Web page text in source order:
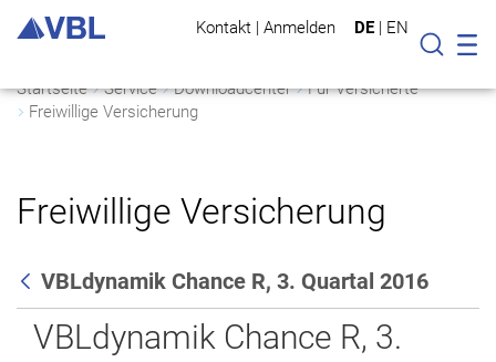
Kontakt | Anmelden DE | EN
Suche
Startseite Service Downloadcenter
Für Versicherte
Freiwillige Versicherung
Freiwillige Versicherung
Zurück
VBLdynamik Chance R, 3. Quartal 2016
VBLdynamik Chance R, 3.